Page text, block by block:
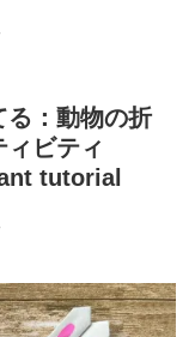
る：動物の折
ィビティ
tutorial